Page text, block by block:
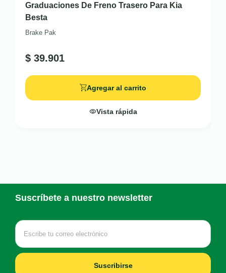
Graduaciones De Freno Trasero Para Kia
Besta
Brake Pak
$ 39.901
Agregar al carrito
Vista rápida
Suscríbete a nuestro newsletter
Suscribirse